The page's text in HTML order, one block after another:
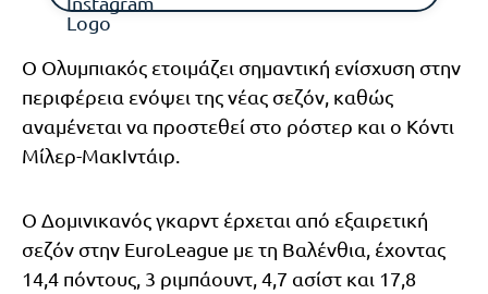
Ο Ολυμπιακός ετοιμάζει σημαντική ενίσχυση στην
περιφέρεια ενόψει της νέας σεζόν, καθώς
αναμένεται να προστεθεί στο ρόστερ και ο Κόντι
Μίλερ-ΜακΙντάιρ.
Ο Δομινικανός γκαρντ έρχεται από εξαιρετική
σεζόν στην EuroLeague με τη Βαλένθια, έχοντας
14,4 πόντους, 3 ριμπάουντ, 4,7 ασίστ και 17,8